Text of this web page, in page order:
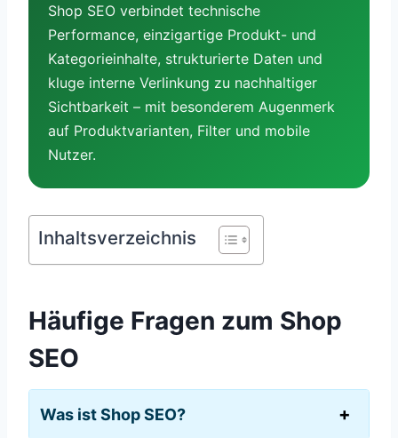
Shop SEO verbindet technische
Performance, einzigartige Produkt- und
Kategorieinhalte, strukturierte Daten und
kluge interne Verlinkung zu nachhaltiger
Sichtbarkeit – mit besonderem Augenmerk
auf Produktvarianten, Filter und mobile
Nutzer.
Inhaltsverzeichnis
Häufige Fragen zum Shop
SEO
Was ist Shop SEO?